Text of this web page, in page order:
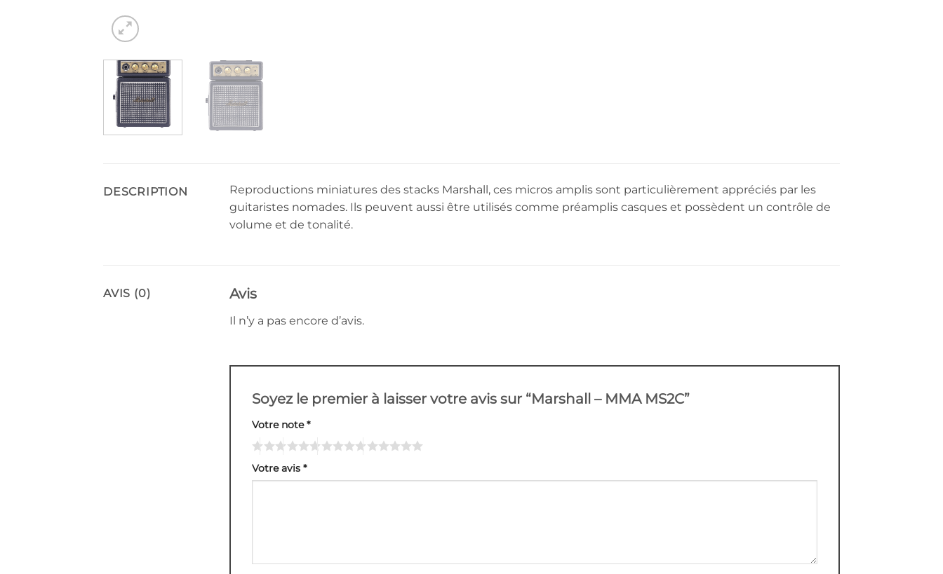
DESCRIPTION
Reproductions miniatures des stacks Marshall, ces micros amplis sont particulièrement appréciés par les
guitaristes nomades. Ils peuvent aussi être utilisés comme préamplis casques et possèdent un contrôle de
volume et de tonalité.
AVIS (0) Avis
Il n’y a pas encore d’avis.
Soyez le premier à laisser votre avis sur “Marshall – MMA MS2C”
Votre note*
Votre avis *